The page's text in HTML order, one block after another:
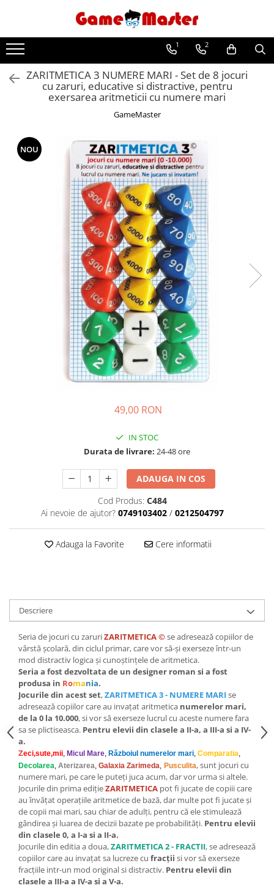
Carti de joc
Carti de joc clasice
Carti de joc de colectie
Carti de joc Bicycle si Theory11
Carti de joc pentru trucuri si magie
Carti de joc poker
Carti de joc si accesorii Bridge
Carti de joc Tarot si Cartomantie
Puzzle
Puzzle pentru adulti
Puzzle pentru copii
1 2
ZARITMETICA 3 NUMERE MARI - Set de 8 jocuri
cu zaruri, educative si distractive, pentru
exersarea aritmeticii cu numere mari
GameMaster
NOU
49,00 RON
IN STOC
Durata de livrare: 24-48 ore
ADAUGA IN COS
Cod Produs: C484
Ai nevoie de ajutor? 0749103402 / 0212504797
Adauga la Favorite Cere informatii
Descriere
Seria de jocuri cu zaruriZARITMETICA©se adresează copiilor de
vârstă școlară, din ciclul primar, care vor să-și exerseze într-un
mod distractiv logica și cunoștințele de aritmetica.
Seria a fost dezvoltata de un designer roman si a fost
produsa in Romania.
Jocurile din acest set,ZARITMETICA 3 - NUMERE MARIse
adresează copiilor care au invațat aritmetica numerelor mari,
de la 0 la 10.000, si vor să exerseze lucrul cu aceste numere fara
sa se plictiseasca. Pentru elevii din clasele a II-a, a III-a si a IV-
a.
Zeci,sute,mii, Micul Mare, Războiul numerelor mari, Comparatia,
Decolarea, Aterizarea, Galaxia Zarimeda, Pusculita, sunt jocuri cu
numere mari, pe care le puteți juca acum, dar vor urma si altele.
Jocurile din prima edițieZARITMETICA pot fi jucate de copiii care
au învățat operațiile aritmetice de bază, dar multe pot fi jucate și
de copii mai mari, sau chiar de adulți, pentru că ele stimulează
gândirea și luarea de decizii bazate pe probabilități. Pentru elevii
din clasele 0, a I-a si a II-a.
Jocurile din editia a doua,ZARITMETICA 2 - FRACTII, se adresează
copiilor care au invațat sa lucreze cu fracții si vor să exerseze
fracțiile intr-un mod original si distractiv. Pentru elevii din
clasele a III-a a IV-a si a V-a.